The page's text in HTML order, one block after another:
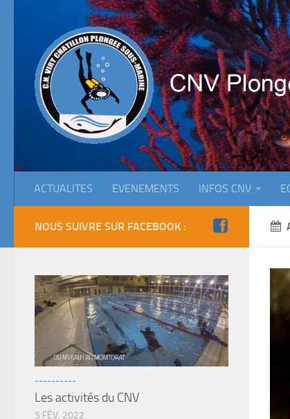
ACTUALITES EVENEMENTS INFOS CNV
NOUS SUIVRE SUR FACEBOOK :
----------
Les activités du CNV
5 FÉV, 2022